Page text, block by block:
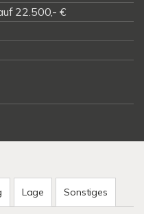
22.500,- €
Lage Sonstiges